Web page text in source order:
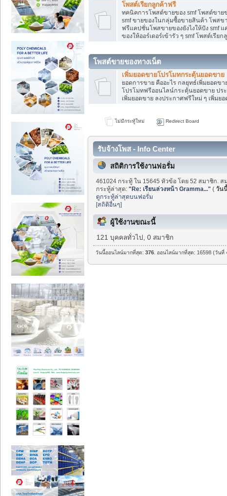
โพสต์เรียกลูกค้าฟรี
ทคนิคการโพสต์ขายของ smf โพสต์ขาย
smf ขายของในกลุ่มซื้อขายสินค้า โพสข
ฟรีแคปชั่นโพสขายของยังไงให้ปัง smf
ของให้ออร์เดอร์เข้ารัว ๆ smf โพสต์เรีย
โพสต์ขายของทางเน็ต
เพิ่มยอดขายโปรโมทกระตุ้นยอดขาย
ยอดการขาย คืออะไร กลยุทธ์เพิ่มยอด
โปรโมทฟรีออนไลน์กระตุ้นยอดขาย ปร
เพิ่มยอดขาย ลงประกาศฟรีใหม่ ๆ เพิ่มย
ไม่มีกระทู้ใหม่ Redirect Board
รับจ้างโพส - Info Center
สถิติการใช้งานฟอรั่ม
461024 กระทู้ ใน 15645 หัวข้อ โดย 52 สมาชิก.
กระทู้ล่าสุด:"Re: เรียนล่วงหน้า Gramma..." (วัน
ดูกระทู้ล่าสุดบนฟอรั่ม
[สถิติอื่นๆ]
ผู้ใช้งานขณะนี้
121 บุคคลทั่วไป, 0 สมาชิก
วันนี้ออนไลน์มากที่สุด:376 . ออนไลน์มากที่สุด: 16598 (วัน